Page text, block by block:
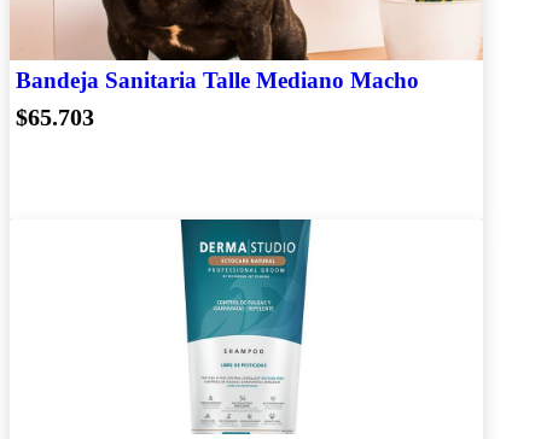
Bandeja Sanitaria Talle Mediano Macho
$65.703